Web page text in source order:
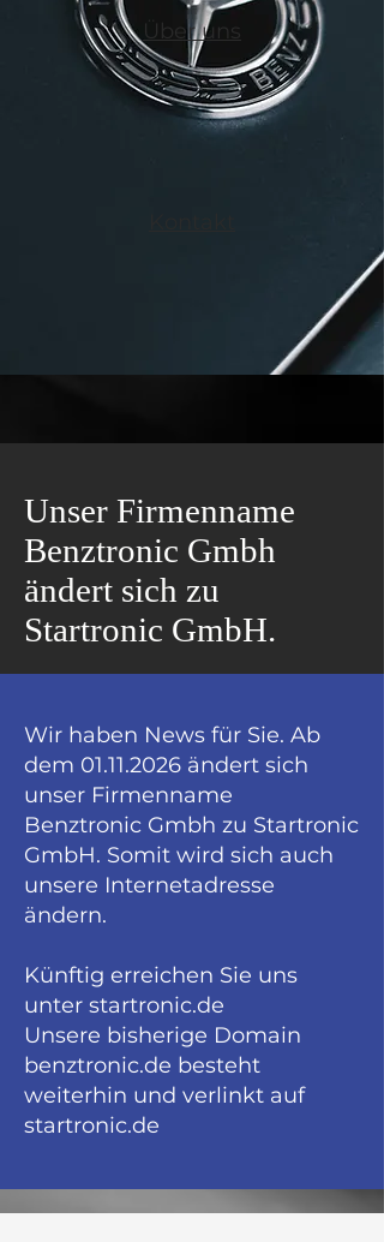
Über uns
Unser Firmenname
Benztronic Gmbh
ändert sich zu
Startronic GmbH.
​Wir haben News für Sie. Ab
dem 01.11.2026 ändert sich
unser Firmenname
Benztronic Gmbh zu Startronic
GmbH. Somit wird sich auch
unsere Internetadresse
ändern.
Künftig erreichen Sie uns
unter startronic.de
Unsere bisherige Domain
benztronic.de besteht
weiterhin und verlinkt auf
startronic.de